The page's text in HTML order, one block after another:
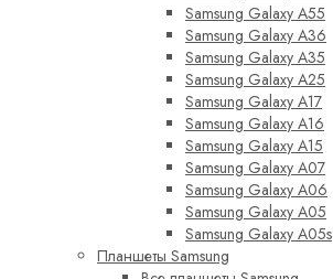
Samsung Galaxy A55
Samsung Galaxy A36
Samsung Galaxy A35
Samsung Galaxy A25
Samsung Galaxy A17
Samsung Galaxy A16
Samsung Galaxy A15
Samsung Galaxy A07
Samsung Galaxy A06
Samsung Galaxy A05
Samsung Galaxy A05s
Планшеты Samsung